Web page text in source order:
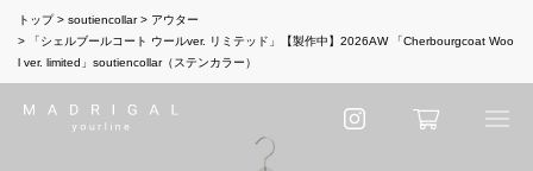
トップ soutiencollar
アウター
「シェルブールコート ウールver. リミテッド」【製作中】2026AW 「Cherbourgcoat Woo
l ver. limited」soutiencollar（ステンカラー）